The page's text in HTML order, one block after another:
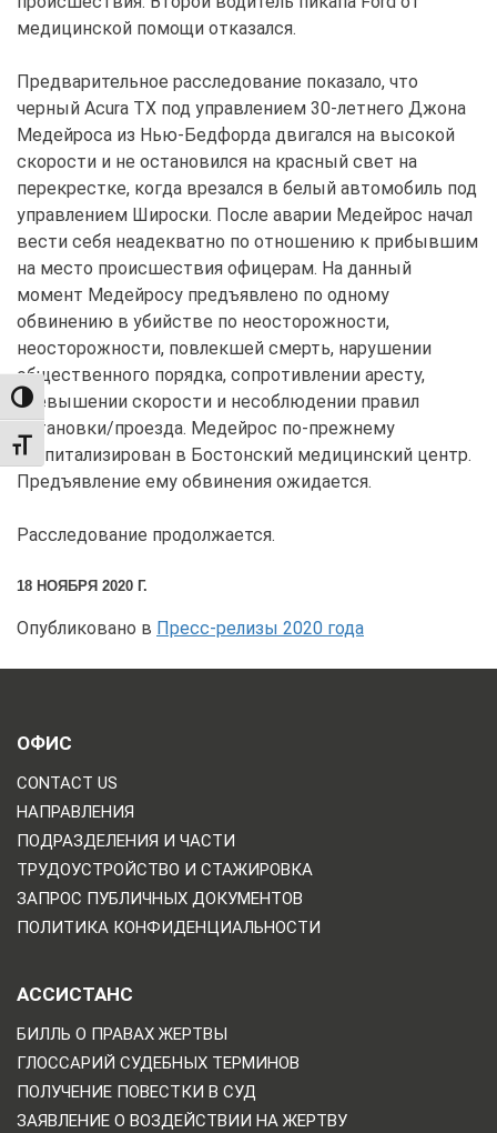
TOGGLE HIGH CONTRAST
TOGGLE FONT SIZE
медицинской помощи отказался.
Предварительное расследование показало, что
черный Acura TX под управлением 30-летнего Джона
Медейроса из Нью-Бедфорда двигался на высокой
скорости и не остановился на красный свет на
перекрестке, когда врезался в белый автомобиль под
управлением Широски. После аварии Медейрос начал
вести себя неадекватно по отношению к прибывшим
на место происшествия офицерам. На данный
момент Медейросу предъявлено по одному
обвинению в убийстве по неосторожности,
неосторожности, повлекшей смерть, нарушении
общественного порядка, сопротивлении аресту,
превышении скорости и несоблюдении правил
остановки/проезда. Медейрос по-прежнему
госпитализирован в Бостонский медицинский центр.
Предъявление ему обвинения ожидается.
Расследование продолжается.
18 НОЯБРЯ 2020 Г.
Опубликовано в Пресс-релизы 2020 года
ОФИС
CONTACT US
НАПРАВЛЕНИЯ
ПОДРАЗДЕЛЕНИЯ И ЧАСТИ
ТРУДОУСТРОЙСТВО И СТАЖИРОВКА
ЗАПРОС ПУБЛИЧНЫХ ДОКУМЕНТОВ
ПОЛИТИКА КОНФИДЕНЦИАЛЬНОСТИ
АССИСТАНС
БИЛЛЬ О ПРАВАХ ЖЕРТВЫ
ГЛОССАРИЙ СУДЕБНЫХ ТЕРМИНОВ
ПОЛУЧЕНИЕ ПОВЕСТКИ В СУД
ЗАЯВЛЕНИЕ О ВОЗДЕЙСТВИИ НА ЖЕРТВУ